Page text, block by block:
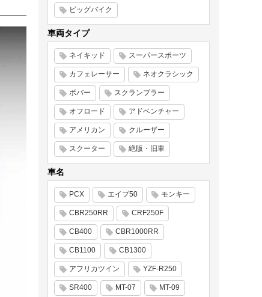
ビッグバイク
車両タイプ
ネイキッド スーパースポーツ
カフェレーサー ネオクラシック
ボバー スクランブラー
オフロード アドベンチャー
アメリカン クルーザー
スクーター 絶版・旧車
車名
PCX エイプ50 モンキー
CBR250RR CRF250F
CB400 CBR1000RR
CB1100 CB1300
アフリカツイン YZF-R250
SR400 MT-07 MT-09